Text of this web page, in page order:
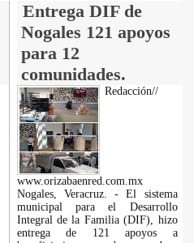
Entrega DIF de
Nogales 121 apoyos
para 12
comunidades.
Redacción//
www.orizabaenred.com.mx
Nogales, Veracruz. - El sistema
municipal para el Desarrollo
Integral de la Familia (DIF), hizo
entrega de 121 apoyos a